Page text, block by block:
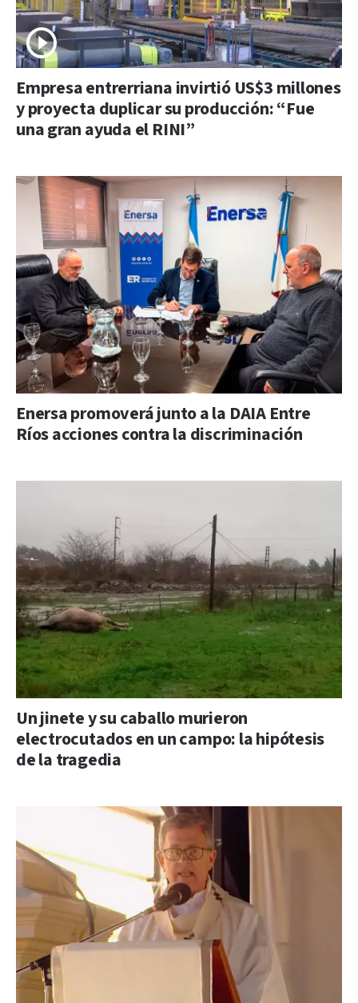
Empresa entrerriana invirtió US$3 millones
y proyecta duplicar su producción: “Fue
una gran ayuda el RINI”
Enersa promoverá junto a la DAIA Entre
Ríos acciones contra la discriminación
Un jinete y su caballo murieron
electrocutados en un campo: la hipótesis
de la tragedia